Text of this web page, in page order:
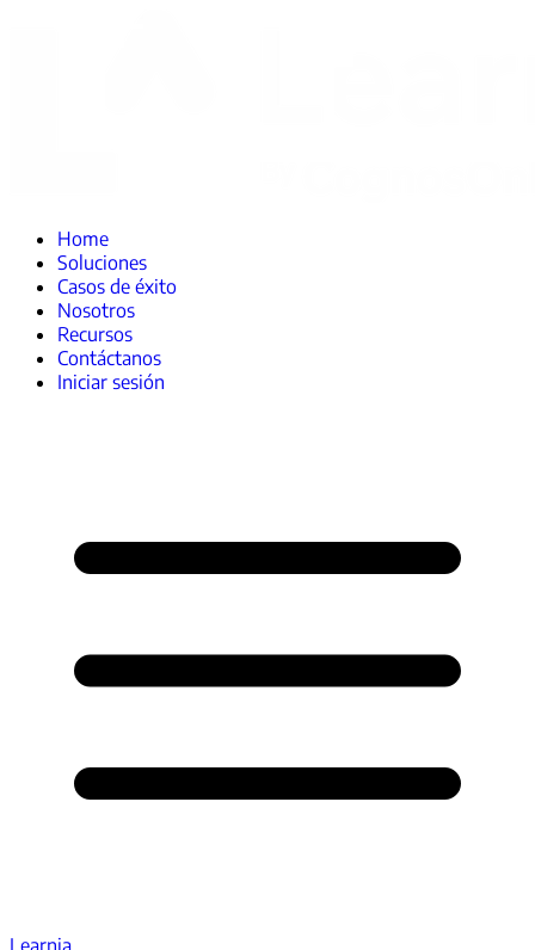
Home
Soluciones
Casos de éxito
Nosotros
Recursos
Contáctanos
Iniciar sesión
Learnia